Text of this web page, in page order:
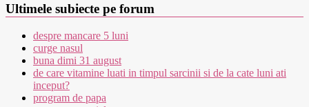
Ultimele subiecte pe forum
despre mancare 5 luni
curge nasul
buna dimi 31 august
de care vitamine luati in timpul sarcinii si de la cate luni ati
inceput?
program de papa